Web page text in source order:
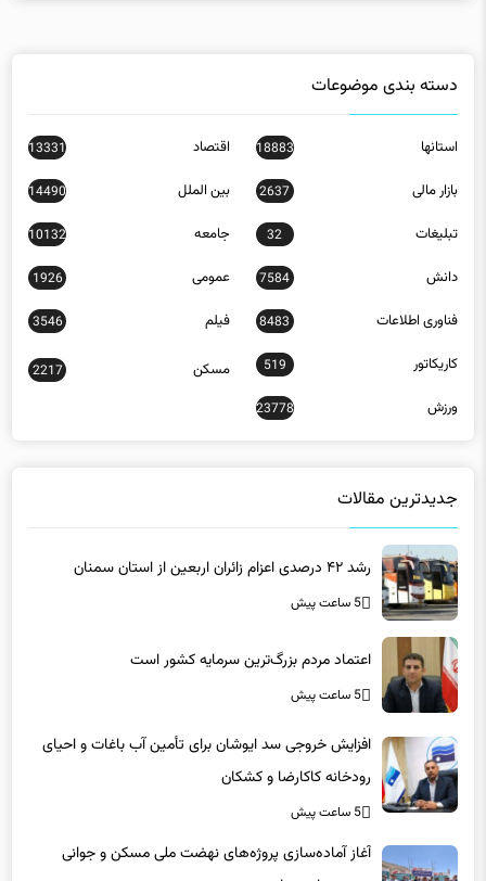
استانها
بازار مالی 2637 بین الملل 14490
تبلیغات 32 جامعه 10132
دانش 7584 عمومی 1926
فناوری اطلاعات 8483 فیلم 3546
کاریکاتور 519
2217
ورزش 23778
رشد ۴۲ درصدی اعزام زائران اربعین از استان سمنان
5 ساعت پیش
5 ساعت پیش
رودخانه‌ کاکارضا و کشکان
5 ساعت پیش
آغاز آماده‌سازی پروژه‌های نهضت ملی مسکن و جوانی
جمعیت ارسنجان